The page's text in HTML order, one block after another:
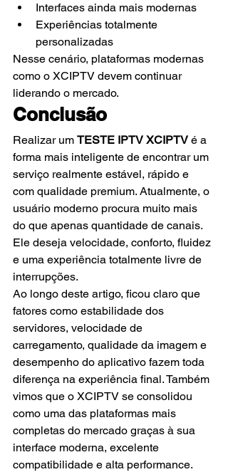
Interfaces ainda mais modernas
Experiências totalmente
personalizadas
Nesse cenário, plataformas modernas
como o XCIPTV devem continuar
liderando o mercado.
Conclusão
Realizar um TESTE IPTV XCIPTV é a
forma mais inteligente de encontrar um
serviço realmente estável, rápido e
com qualidade premium. Atualmente, o
usuário moderno procura muito mais
do que apenas quantidade de canais.
Ele deseja velocidade, conforto, fluidez
e uma experiência totalmente livre de
interrupções.
Ao longo deste artigo, ficou claro que
fatores como estabilidade dos
servidores, velocidade de
carregamento, qualidade da imagem e
desempenho do aplicativo fazem toda
diferença na experiência final. Também
vimos que o XCIPTV se consolidou
como uma das plataformas mais
completas do mercado graças à sua
interface moderna, excelente
compatibilidade e alta performance.